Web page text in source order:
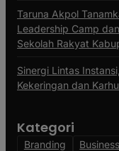
Taruna Akpol
Leadership Camp
Sekolah Rakyat
Sinergi Lintas
Kekeringan dan
Kategori
Branding Business